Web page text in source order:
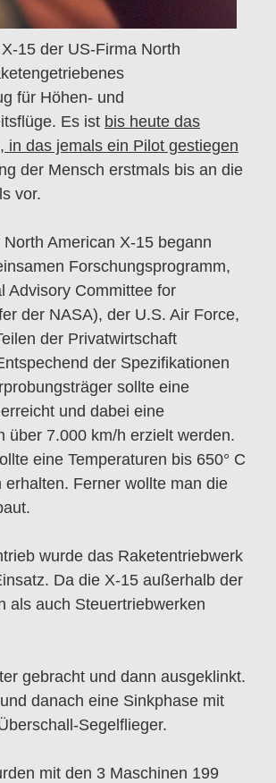
15 der US-Firma North
für Höhen- und
Es ist bis heute das
in das jemals ein Pilot gestiegen
der Mensch erstmals bis an die
vor.
American X-15 begann
Forschungsprogramm,
Advisory Committee for
der NASA), der U.S. Air Force,
der Privatwirtschaft
der Spezifikationen
sollte eine
und dabei eine
über 7.000 km/h erzielt werden.
eine Temperaturen bis 650° C
Ferner wollte man die
wurde das Raketentriebwerk
Da die X-15 außerhalb der
als auch Steuertriebwerken
gebracht und dann ausgeklinkt.
danach eine Sinkphase mit
Segelflieger.
mit den 3 Maschinen 199